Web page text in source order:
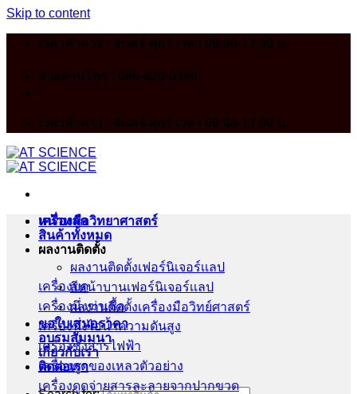
Skip to content
เวลาทำการ : จันทร์-ศุกร์ เวลา 08:00-17.00 น.
สายด่วนโทร : 086-420-0366
เวลาทำการ : จันทร์-ศุกร์ เวลา 08:00-17.00 น.
หน้าหลัก
สินค้าทั้งหมด
ผลงานติดตั้ง
ผลงานติดตั้งเฟอร์นิเจอร์เเลป
สีหน้าบานเฟอร์นิเจอร์เเลป
ผลงานติดตั้งเครื่องมือวิทย์ศาสตร์
ขอใบเสนอราคา
อบรมสัมมนา
เกี่ยวกับเรา
ติดต่อเรา
เครื่องมือวิทยาศาสตร์
เครื่องบด
เครื่องนึ่งฆ่าเชื้อ
เครื่องนึ่งไอน้ำความดันสูง
เครื่องชั่งสารไฟฟ้า
เครื่องดูดของเหลวตัวอย่าง
เครื่องดูดจ่ายสารละลายจากปากขวด